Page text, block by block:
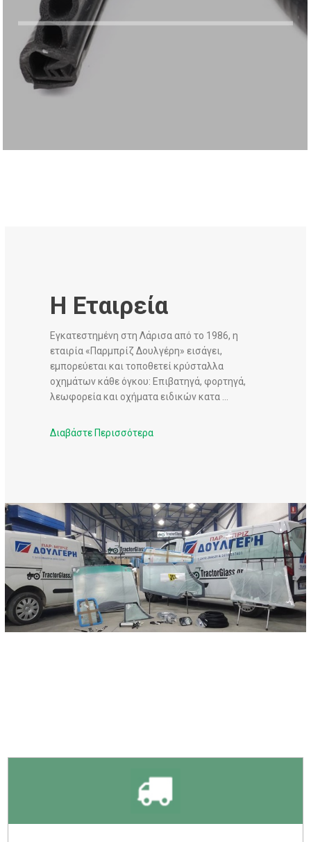
Η Εταιρεία
Εγκατεστημένη στη Λάρισα από το 1986, η
εταιρία «Παρμπρίζ Δουλγέρη» εισάγει,
εμπορεύεται και τοποθετεί κρύσταλλα
οχημάτων κάθε όγκου: Επιβατηγά, φορτηγά,
λεωφορεία και οχήματα ειδικών κατα ...
Διαβάστε Περισσότερα